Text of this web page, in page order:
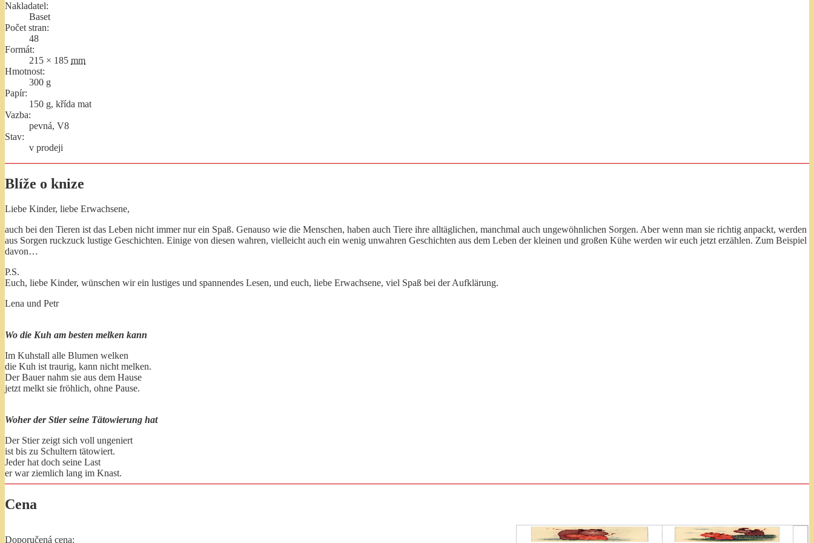
Nakladatel:
Baset
Počet stran:
48
Formát:
215 × 185 mm
Hmotnost:
300 g
Papír:
150 g, křída mat
Vazba:
pevná, V8
Stav:
v prodeji
Blíže o knize
Liebe Kinder, liebe Erwachsene,
auch bei den Tieren ist das Leben nicht immer nur ein Spaß. Genauso wie die Menschen, haben auch Tiere ihre alltäglichen, manchmal auch ungewöhnlichen Sorgen. Aber wenn man sie richtig anpackt, werden
aus Sorgen ruckzuck lustige Geschichten. Einige von diesen wahren, vielleicht auch ein wenig unwahren Geschichten aus dem Leben der kleinen und großen Kühe werden wir euch jetzt erzählen. Zum Beispiel
davon…
P.S.
Euch, liebe Kinder, wünschen wir ein lustiges und spannendes Lesen, und euch, liebe Erwachsene, viel Spaß bei der Aufklärung.
Lena und Petr
Wo die Kuh am besten melken kann
Im Kuhstall alle Blumen welken
die Kuh ist traurig, kann nicht melken.
Der Bauer nahm sie aus dem Hause
jetzt melkt sie fröhlich, ohne Pause.
Woher der Stier seine Tätowierung hat
Der Stier zeigt sich voll ungeniert
ist bis zu Schultern tätowiert.
Jeder hat doch seine Last
er war ziemlich lang im Knast.
Cena
Doporučená cena: